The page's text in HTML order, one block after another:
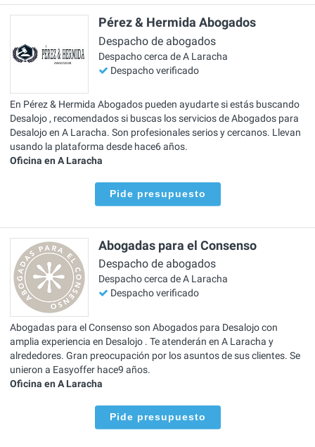
Pérez & Hermida Abogados
Despacho de abogados
Despacho cerca de A Laracha
Despacho verificado
En Pérez & Hermida Abogados pueden ayudarte si estás buscando
Desalojo , recomendados si buscas los servicios de Abogados para
Desalojo en A Laracha. Son profesionales serios y cercanos. Llevan
usando la plataforma desde hace6 años.
Oficina en A Laracha
Pide presupuesto
Abogadas para el Consenso
Despacho de abogados
Despacho cerca de A Laracha
Despacho verificado
Abogadas para el Consenso son Abogados para Desalojo con
amplia experiencia en Desalojo . Te atenderán en A Laracha y
alrededores. Gran preocupación por los asuntos de sus clientes. Se
unieron a Easyoffer hace9 años.
Oficina en A Laracha
Pide presupuesto